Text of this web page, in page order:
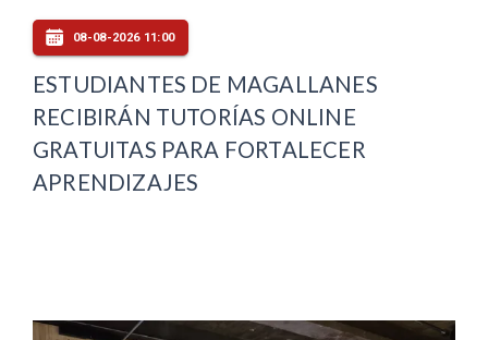
08-08-2026 11:00
ESTUDIANTES DE MAGALLANES
RECIBIRÁN TUTORÍAS ONLINE
GRATUITAS PARA FORTALECER
APRENDIZAJES